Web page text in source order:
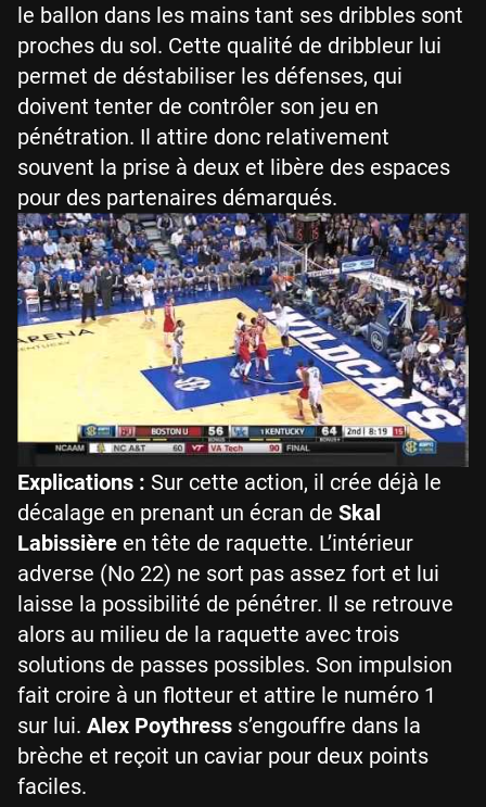
le ballon dans les mains tant ses dribbles sont
proches du sol. Cette qualité de dribbleur lui
permet de déstabiliser les défenses, qui
doivent tenter de contrôler son jeu en
pénétration. Il attire donc relativement
souvent la prise à deux et libère des espaces
pour des partenaires démarqués.
Explications : Sur cette action, il crée déjà le
décalage en prenant un écran de Skal
Labissière en tête de raquette. L’intérieur
adverse (No 22) ne sort pas assez fort et lui
laisse la possibilité de pénétrer. Il se retrouve
alors au milieu de la raquette avec trois
solutions de passes possibles. Son impulsion
fait croire à un flotteur et attire le numéro 1
sur lui. Alex Poythress s’engouffre dans la
brèche et reçoit un caviar pour deux points
faciles.